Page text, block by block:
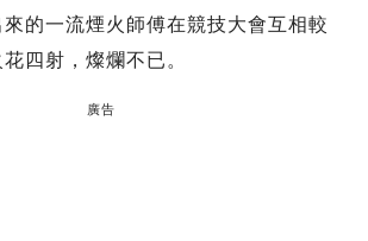
來的一流煙火師傅在競技大會互相較
四射，燦爛不已。
廣告